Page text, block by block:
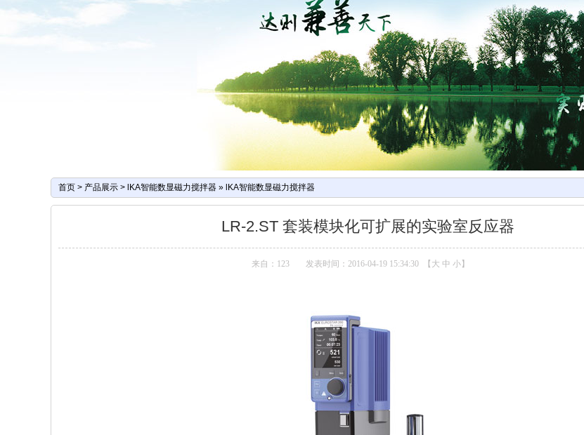
首页 > 产品展示 > lKA智能数显磁力搅拌器 » lKA智能数显磁力搅拌器
LR-2.ST 套装模块化可扩展的实验室反应器
来自：123 发表时间：2016-04-19 15:34:30 【 大 中 小】